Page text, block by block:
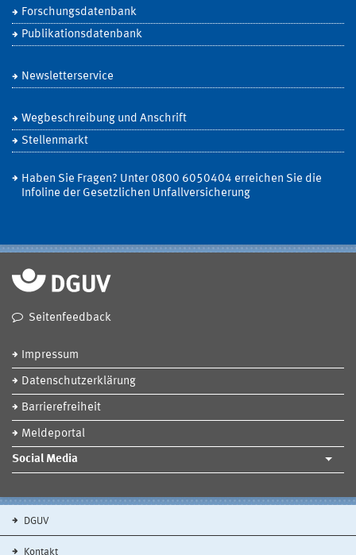
Forschungsdatenbank
Publikationsdatenbank
Newsletterservice
Wegbeschreibung und Anschrift
Stellenmarkt
Haben Sie Fragen? Unter 0800 6050404 erreichen Sie die
Infoline der Gesetzlichen Unfallversicherung
Seitenfeedback
Impressum
Datenschutzerklärung
Barrierefreiheit
Meldeportal
Social Media
DGUV
Kontakt